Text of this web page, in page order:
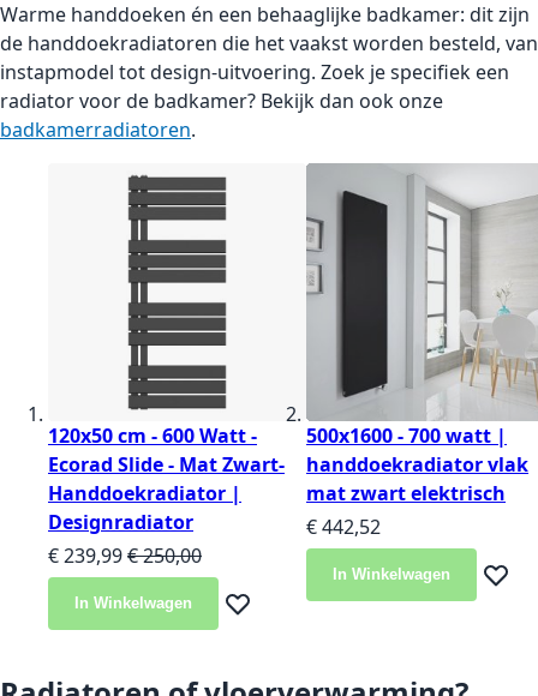
Warme handdoeken én een behaaglijke badkamer: dit zijn
de handdoekradiatoren die het vaakst worden besteld, van
instapmodel tot design-uitvoering. Zoek je specifiek een
radiator voor de badkamer? Bekijk dan ook onze
badkamerradiatoren.
120x50 cm - 600 Watt -
Ecorad Slide - Mat Zwart-
Handdoekradiator |
Designradiator
Speciale prijs
€ 239,99Normale prijs
€ 250,00
In Winkelwagen Voeg toe aan verlanglijst
500x1600 - 700 watt |
handdoekradiator vlak
mat zwart elektrisch
€ 442,52
In Winkelwagen Voeg